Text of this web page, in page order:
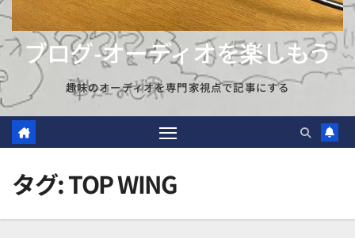
ブログ-オーディオを楽しもう
趣味のオーディオを専門家視点で記事にする
タグ:TOP WING